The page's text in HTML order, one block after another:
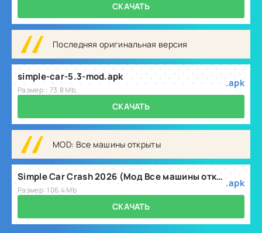
СКАЧАТЬ
Последняя оригинальная версия
simple-car-5.3-mod.apk
Размер:: 73.8 Mb,
.apk
СКАЧАТЬ
MOD: Все машины открыты
Simple Car Crash 2026 (Мод Все машины открыты) v5.5.2
Размер: 106.4 Mb
.apk
СКАЧАТЬ